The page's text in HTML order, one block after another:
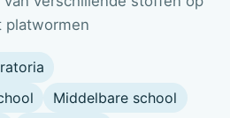
platwormen
Middelbare school